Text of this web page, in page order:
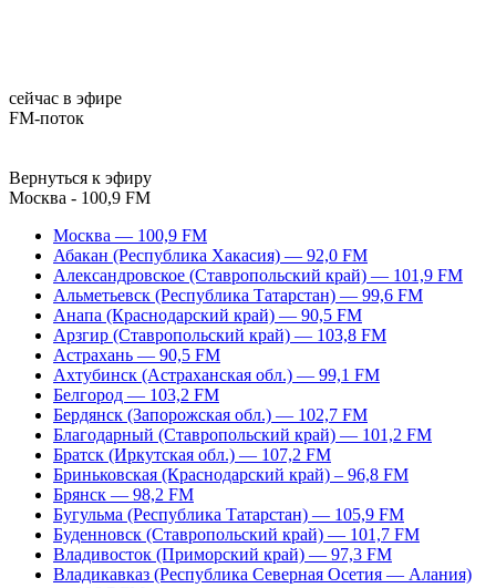
сейчас в эфире
FM-поток
Вернуться к эфиру
Москва - 100,9 FM
Москва — 100,9 FM
Абакан (Республика Хакасия) — 92,0 FM
Александровское (Ставропольский край) — 101,9 FM
Альметьевск (Республика Татарстан) — 99,6 FM
Анапа (Краснодарский край) — 90,5 FM
Арзгир (Ставропольский край) — 103,8 FM
Астрахань — 90,5 FM
Ахтубинск (Астраханская обл.) — 99,1 FM
Белгород — 103,2 FM
Бердянск (Запорожская обл.) — 102,7 FM
Благодарный (Ставропольский край) — 101,2 FM
Братск (Иркутская обл.) — 107,2 FM
Бриньковская (Краснодарский край) – 96,8 FM
Брянск — 98,2 FM
Бугульма (Республика Татарстан) — 105,9 FM
Буденновск (Ставропольский край) — 101,7 FM
Владивосток (Приморский край) — 97,3 FM
Владикавказ (Республика Северная Осетия — Алания)